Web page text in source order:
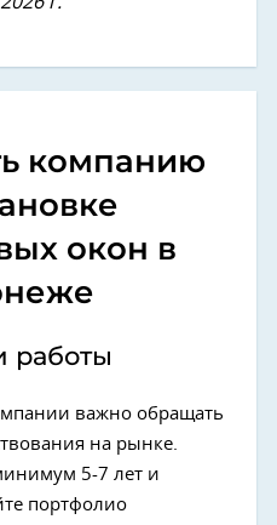
компанию
окон в
работы
важно обращать
на рынке.
5-7 лет и
портфолио